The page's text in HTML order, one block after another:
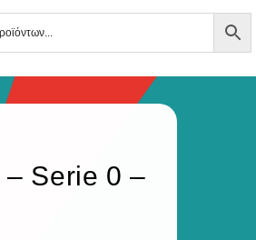
– Serie 0 –